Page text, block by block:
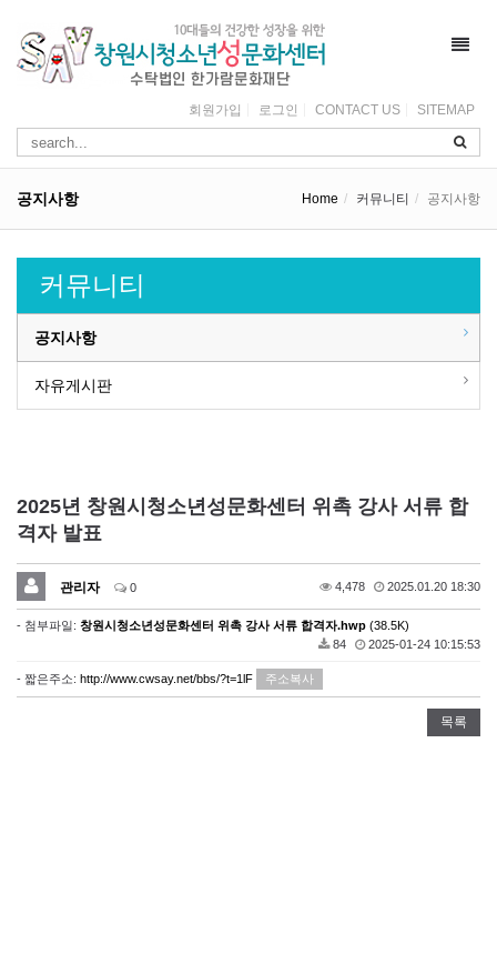
회원가입 로그인 CONTACT US SITEMAP
공지사항 Home 커뮤니티 공지사항
커뮤니티
공지사항
자유게시판
2025년 창원시청소년성문화센터 위촉 강사 서류 합
격자 발표
관리자 0 4,478 2025.01.20 18:30
- 첨부파일: 창원시청소년성문화센터 위촉 강사 서류 합격자.hwp (38.5K)
84
2025-01-24 10:15:53
- 짧은주소: http://www.cwsay.net/bbs/?t=1lF 주소복사
목록